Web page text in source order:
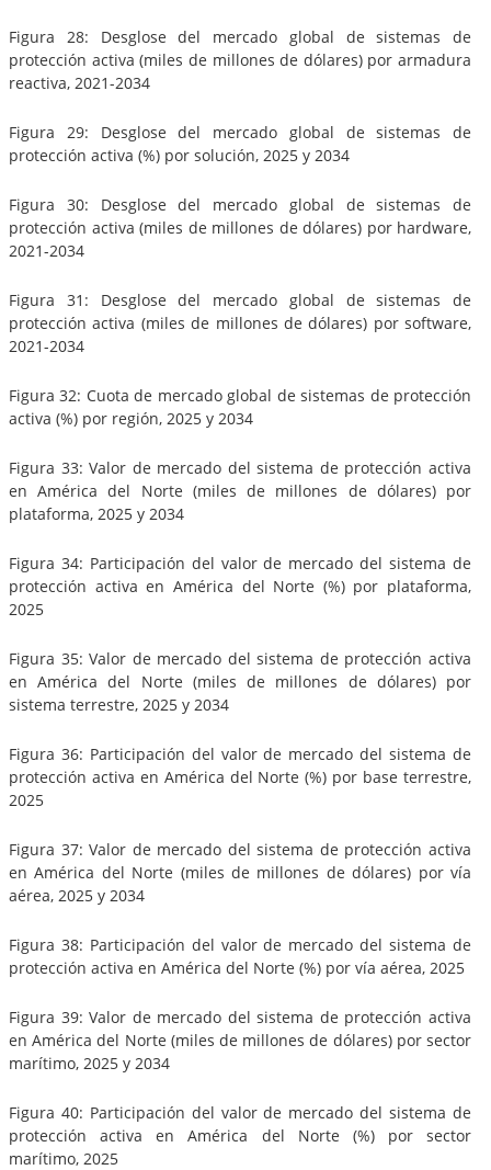
Figura 28: Desglose del mercado global de sistemas de
protección activa (miles de millones de dólares) por armadura
reactiva, 2021-2034
Figura 29: Desglose del mercado global de sistemas de
protección activa (%) por solución, 2025 y 2034
Figura 30: Desglose del mercado global de sistemas de
protección activa (miles de millones de dólares) por hardware,
2021-2034
Figura 31: Desglose del mercado global de sistemas de
protección activa (miles de millones de dólares) por software,
2021-2034
Figura 32: Cuota de mercado global de sistemas de protección
activa (%) por región, 2025 y 2034
Figura 33: Valor de mercado del sistema de protección activa
en América del Norte (miles de millones de dólares) por
plataforma, 2025 y 2034
Figura 34: Participación del valor de mercado del sistema de
protección activa en América del Norte (%) por plataforma,
2025
Figura 35: Valor de mercado del sistema de protección activa
en América del Norte (miles de millones de dólares) por
sistema terrestre, 2025 y 2034
Figura 36: Participación del valor de mercado del sistema de
protección activa en América del Norte (%) por base terrestre,
2025
Figura 37: Valor de mercado del sistema de protección activa
en América del Norte (miles de millones de dólares) por vía
aérea, 2025 y 2034
Figura 38: Participación del valor de mercado del sistema de
protección activa en América del Norte (%) por vía aérea, 2025
Figura 39: Valor de mercado del sistema de protección activa
en América del Norte (miles de millones de dólares) por sector
marítimo, 2025 y 2034
Figura 40: Participación del valor de mercado del sistema de
protección activa en América del Norte (%) por sector
marítimo, 2025